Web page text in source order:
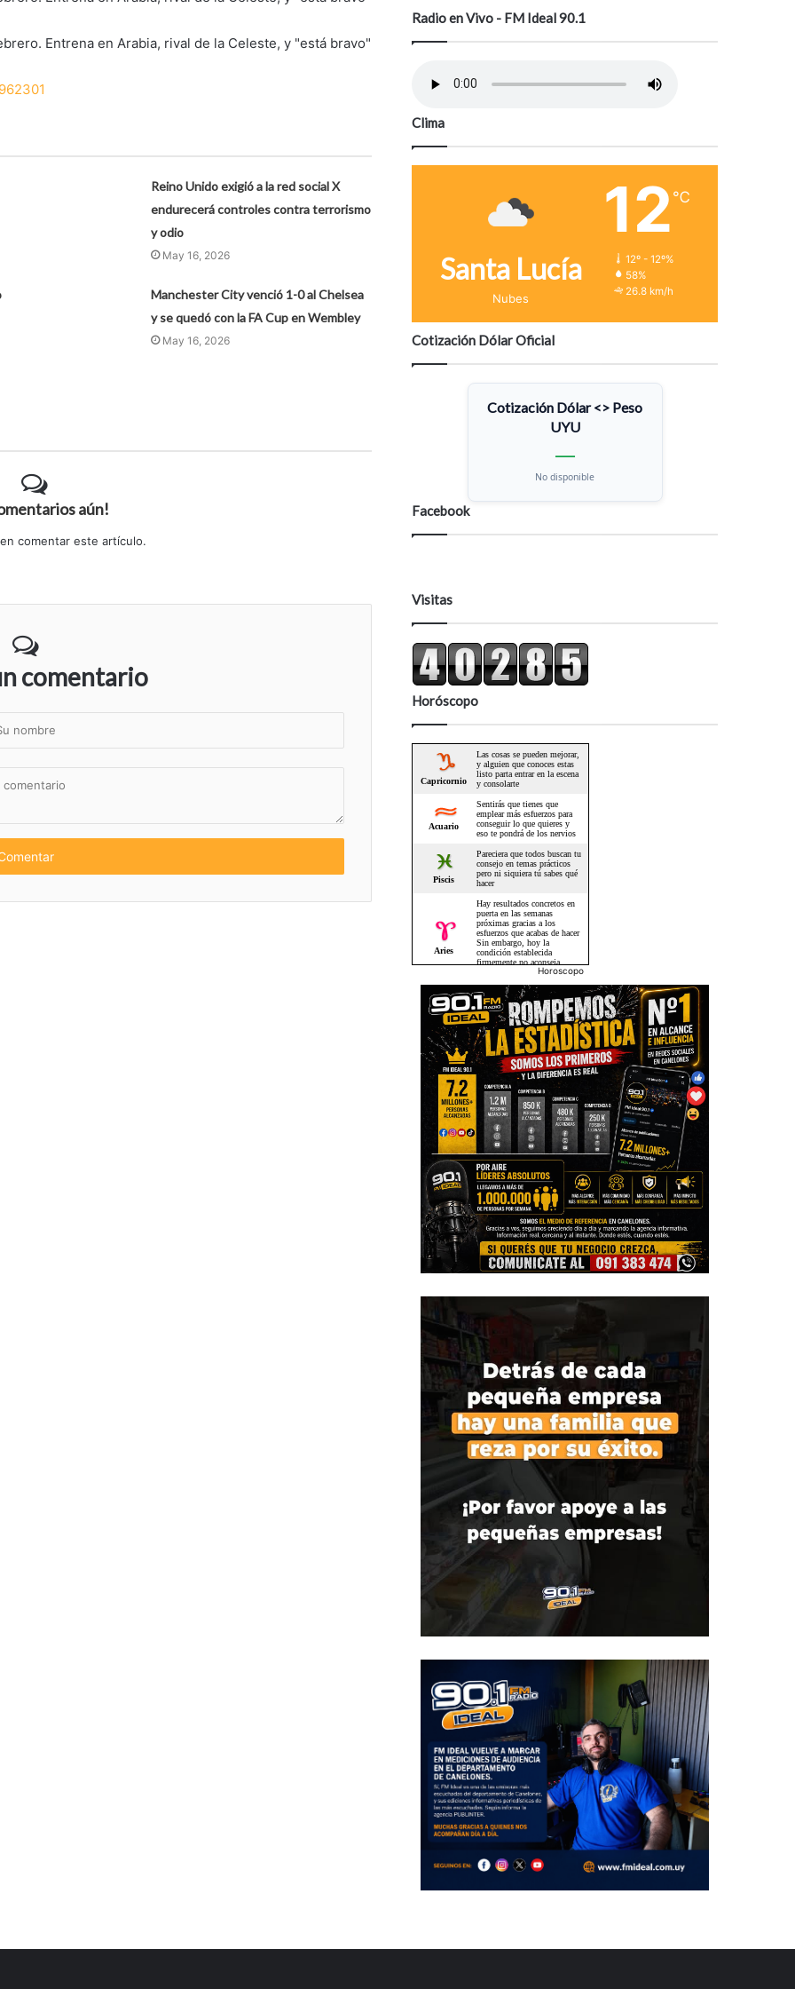
Entrena en Arabia, rival de la Celeste, y "está bravo"
Reino Unido exigió a la red social X
endurecerá controles contra terrorismo
y odio
May 16, 2026
Manchester City venció 1-0 al Chelsea
y se quedó con la FA Cup en Wembley
May 16, 2026
aún!
comentar este artículo.
comentario
Radio en Vivo - FM Ideal 90.1
Clima
Santa Lucía
Nubes
12 ℃
12º - 12º%
58%
26.8 km/h
Cotización Dólar Oficial
Cotización Dólar <> Peso
UYU
—
No disponible
Facebook
Visitas
Horóscopo
Horoscopo